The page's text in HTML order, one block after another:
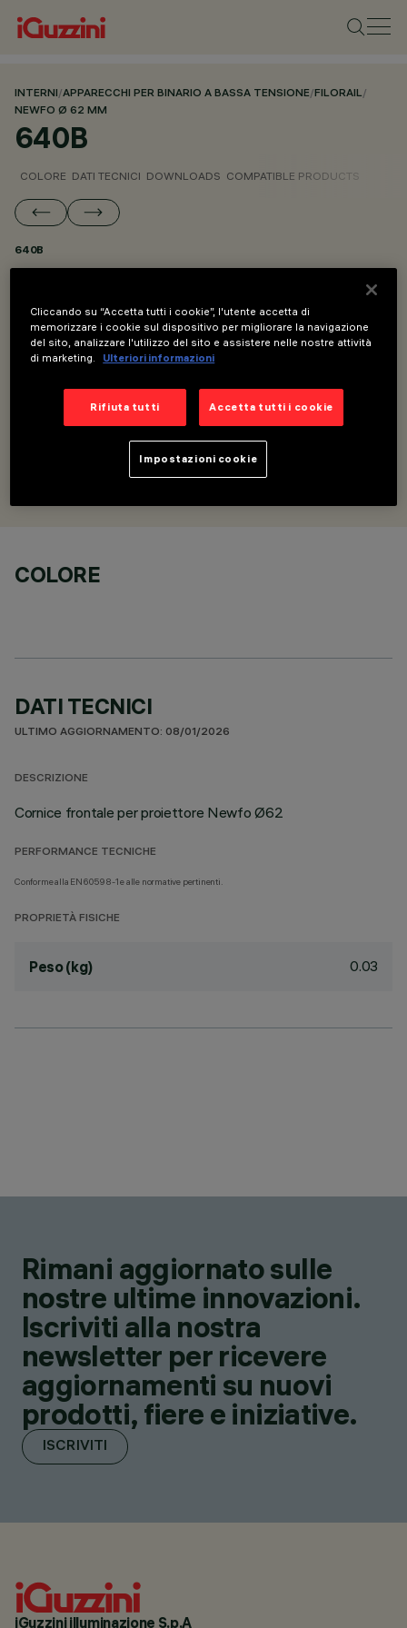
INTERNI/APPARECCHI PER BINARIO A BASSA TENSIONE/FILORAIL/
NEWFO Ø 62 MM
640B
COLORE DATI TECNICI DOWNLOADS COMPATIBLE PRODUCTS
640B
NEWFO Ø 62 MM PER FILORAIL DALI BROADCAST
NEWFO Ø 62 MM
COLORE
DATI TECNICI
ULTIMO AGGIORNAMENTO: 08/01/2026
DESCRIZIONE
Cornice frontale per proiettore Newfo Ø62
PERFORMANCE TECNICHE
Conforme alla EN60598-1 e alle normative pertinenti.
PROPRIETÀ FISICHE
Peso (kg) 0.03
Rimani aggiornato sulle
nostre ultime innovazioni.
Iscriviti alla nostra
newsletter per ricevere
aggiornamenti su nuovi
prodotti, fiere e iniziative.
ISCRIVITI
iGuzzini illuminazione S.p.A
Cliccando su “Accetta tutti i cookie”, l'utente accetta di
memorizzare i cookie sul dispositivo per migliorare la navigazione
del sito, analizzare l'utilizzo del sito e assistere nelle nostre attività
di marketing.
Ulteriori informazioni
Rifiuta tutti Accetta tutti i cookie
Impostazioni cookie